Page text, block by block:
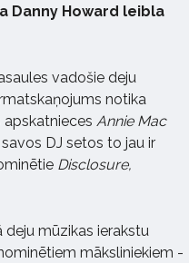
Danny Howard leibla
vadošie deju
notika
apskatnieces Annie Mac
DJ setos to jau ir
Disclosure,
deju mūzikas ierakstu
māksliniekiem -